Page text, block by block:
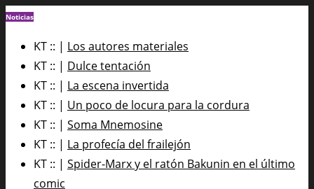
Noticias
KT :: | Los autores materiales
KT :: | Dulce tentación
KT :: | La escena invertida
KT :: | Un poco de locura para la cordura
KT :: | Soma Mnemosine
KT :: | La profecía del frailejón
KT :: | Spider-Marx y el ratón Bakunin en el último
comic